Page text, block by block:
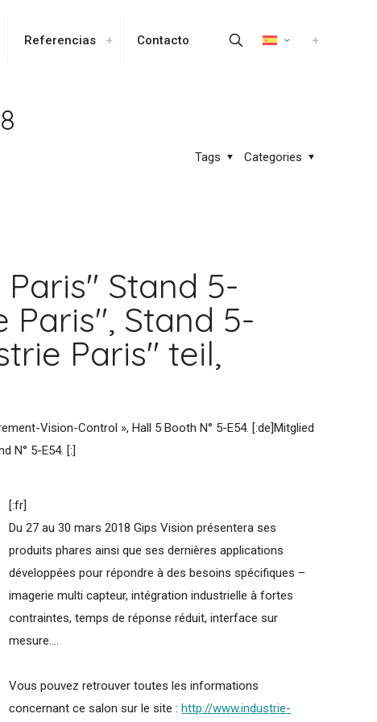
Referencias Contacto
Categories
Tags
Stand 5-
Paris", Stand 5-
Paris" teil,
Vision-Control », Hall 5 Booth N° 5-E54. [:de]Mitglied
N° 5-E54. [:]
[:fr]
Du 27 au 30 mars 2018 Gips Vision présentera ses
produits phares ainsi que ses dernières applications
développées pour répondre à des besoins spécifiques –
imagerie multi capteur, intégration industrielle à fortes
contraintes, temps de réponse réduit, interface sur
mesure....
Vous pouvez retrouver toutes les informations
concernant ce salon sur le site :http://www.industrie-